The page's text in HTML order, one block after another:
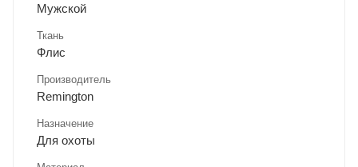
Мужской
Ткань
Флис
Производитель
Remington
Назначение
Для охоты